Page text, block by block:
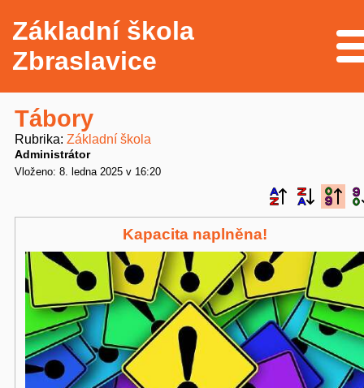
Základní škola
Zbraslavice
Tábory
Rubrika Základní škola
Administrátor
Vloženo: 8. ledna 2025 v 16:20
Kapacita naplněna!